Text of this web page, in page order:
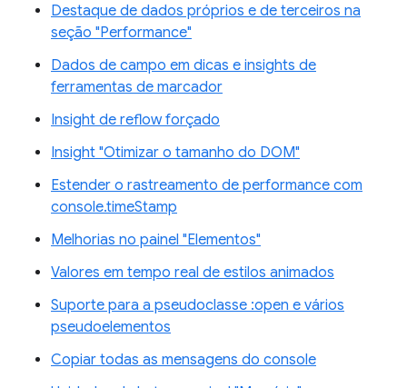
Destaque de dados próprios e de terceiros na
seção "Performance"
Dados de campo em dicas e insights de
ferramentas de marcador
Insight de reflow forçado
Insight "Otimizar o tamanho do DOM"
Estender o rastreamento de performance com
console.timeStamp
Melhorias no painel "Elementos"
Valores em tempo real de estilos animados
Suporte para a pseudoclasse :open e vários
pseudoelementos
Copiar todas as mensagens do console